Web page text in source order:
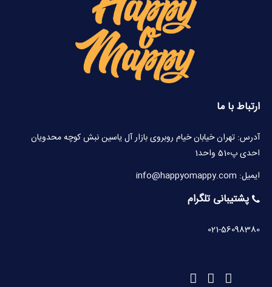
ارتباط با ما
آدرس: تهران خیابان خیام روبروی بازار آل یاسین نبش کوچه محدویان
احدی پ510 واحد1
ایمیل: info@happyomappy.com
پشتیبانی تلگرام
021-56098380